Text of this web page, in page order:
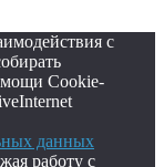
с
Cookie-
данных
работу с